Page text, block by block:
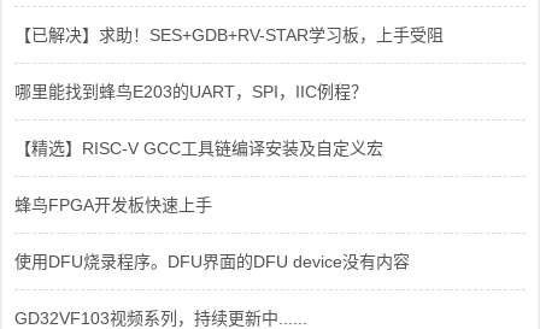
【已解决】求助！SES+GDB+RV-STAR学习板，上手受阻
哪里能找到蜂鸟E203的UART，SPI，IIC例程？
【精选】RISC-V GCC工具链编译安装及自定义宏
蜂鸟FPGA开发板快速上手
使用DFU烧录程序。DFU界面的DFU device没有内容
GD32VF103视频系列，持续更新中......